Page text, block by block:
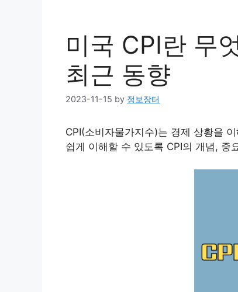
미국 CPI란 무
최근 동향
2023-11-15 by 정보장터
CPI(소비자물가지수)는 경제 상황을
쉽게 이해할 수 있도록 CPI의 개념, 중